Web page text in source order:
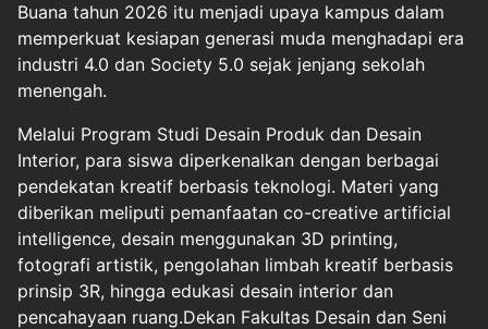
Buana tahun 2026 itu menjadi upaya kampus dalam
memperkuat kesiapan generasi muda menghadapi era
industri 4.0 dan Society 5.0 sejak jenjang sekolah
menengah.
Melalui Program Studi Desain Produk dan Desain
Interior, para siswa diperkenalkan dengan berbagai
pendekatan kreatif berbasis teknologi. Materi yang
diberikan meliputi pemanfaatan co-creative artificial
intelligence, desain menggunakan 3D printing,
fotografi artistik, pengolahan limbah kreatif berbasis
prinsip 3R, hingga edukasi desain interior dan
pencahayaan ruang.Dekan Fakultas Desain dan Seni